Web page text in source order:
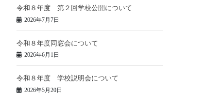
令和８年度 第２回学校公開について
2026年7月7日
令和８年度同窓会について
2026年6月1日
令和８年度 学校説明会について
2026年5月20日